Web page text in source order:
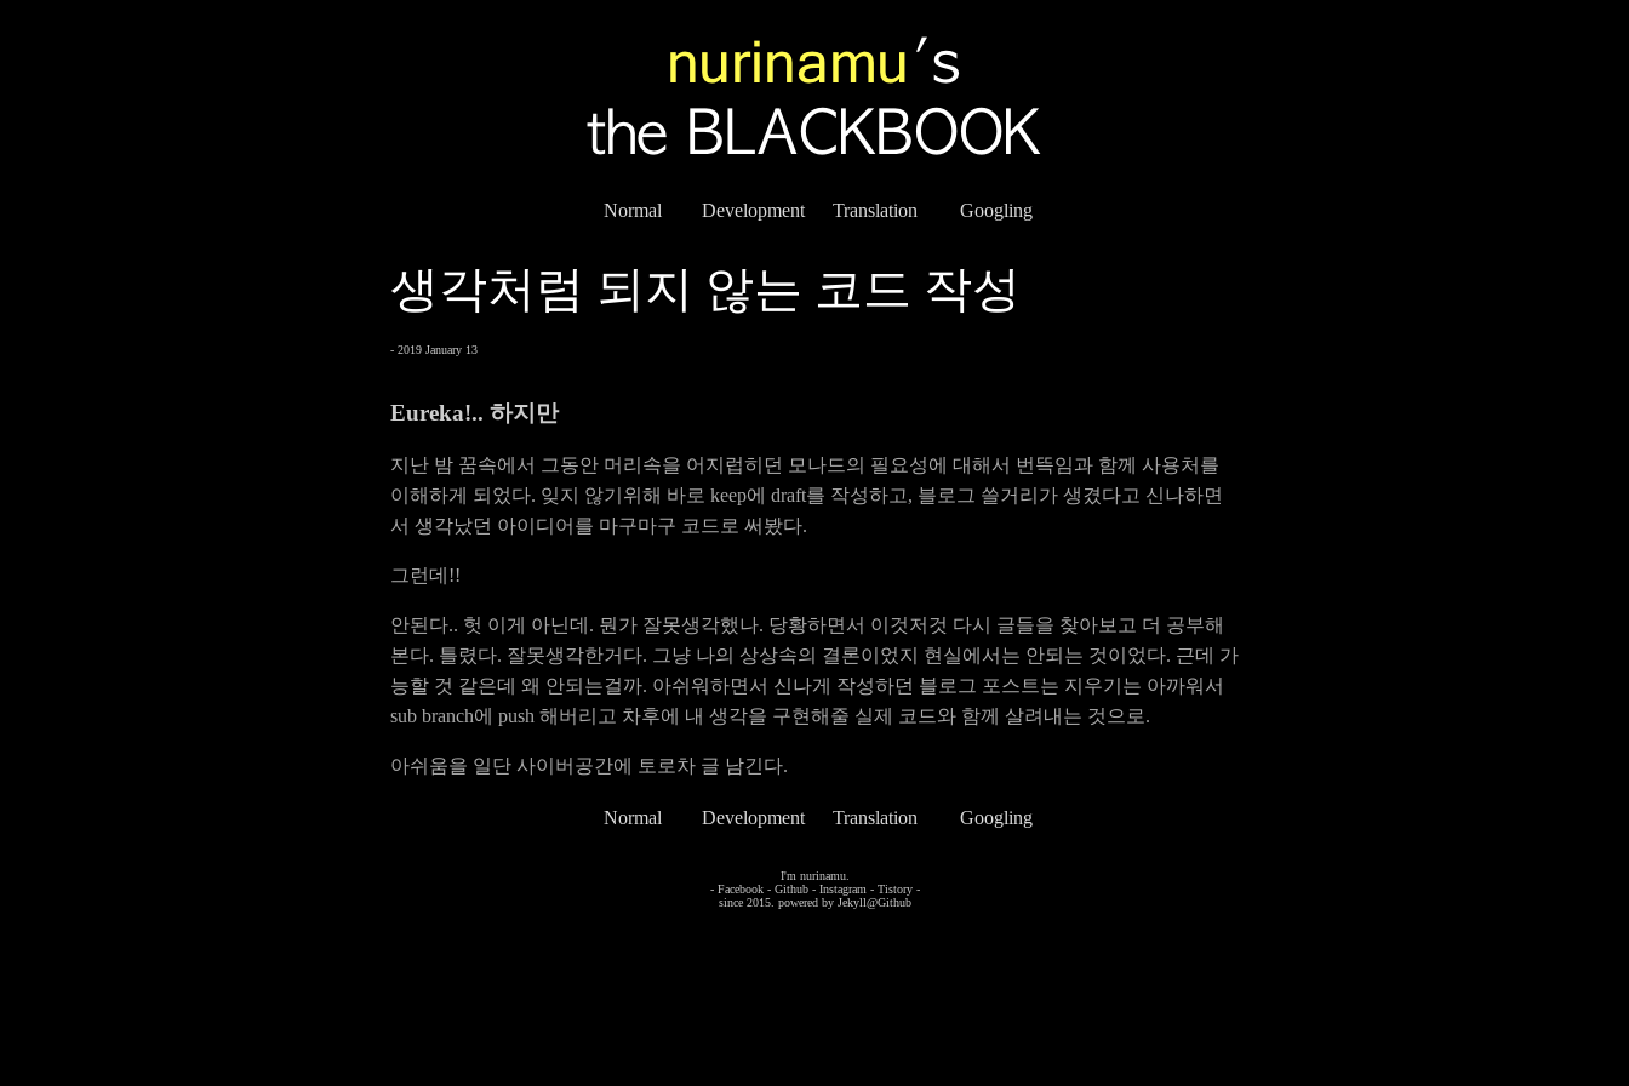
Normal Development Translation Googling
생각처럼 되지 않는 코드 작성
- 2019 January 13
Eureka!.. 하지만
지난 밤 꿈속에서 그동안 머리속을 어지럽히던 모나드의 필요성에 대해서 번뜩임과 함께 사용처를
이해하게 되었다. 잊지 않기위해 바로 keep에 draft를 작성하고, 블로그 쓸거리가 생겼다고 신나하면
서 생각났던 아이디어를 마구마구 코드로 써봤다.
그런데!!
안된다.. 헛 이게 아닌데. 뭔가 잘못생각했나. 당황하면서 이것저것 다시 글들을 찾아보고 더 공부해
본다. 틀렸다. 잘못생각한거다. 그냥 나의 상상속의 결론이었지 현실에서는 안되는 것이었다. 근데 가
능할 것 같은데 왜 안되는걸까. 아쉬워하면서 신나게 작성하던 블로그 포스트는 지우기는 아까워서
sub branch에 push 해버리고 차후에 내 생각을 구현해줄 실제 코드와 함께 살려내는 것으로.
아쉬움을 일단 사이버공간에 토로차 글 남긴다.
Normal Development Translation Googling
I'm nurinamu.
- Facebook- Github- Instagram - Tistory-
since 2015. powered by Jekyll@Github